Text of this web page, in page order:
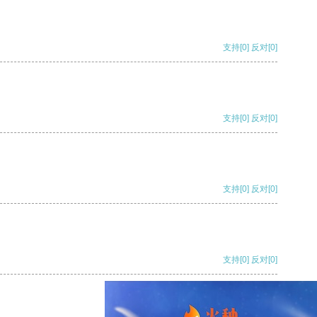
支持[0] 反对[0]
支持[0] 反对[0]
支持[0] 反对[0]
支持[0] 反对[0]